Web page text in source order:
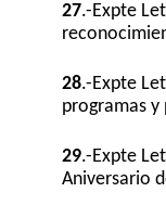
27.-Expte
28.-Expte
programas
29.-Expte
Aniversario